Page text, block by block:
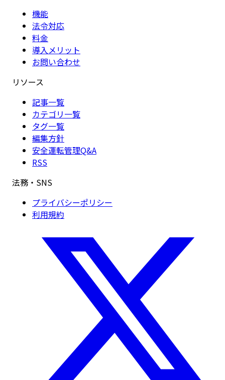
機能
法令対応
料金
導入メリット
お問い合わせ
リソース
記事一覧
カテゴリ一覧
タグ一覧
編集方針
安全運転管理Q&A
RSS
法務・SNS
プライバシーポリシー
利用規約